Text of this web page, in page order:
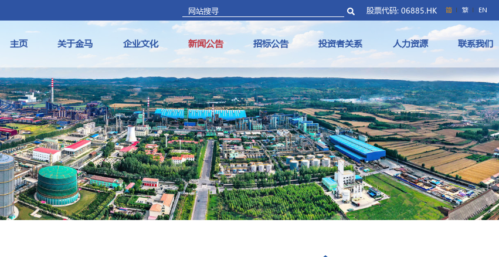
股票代码: 06885.HK 简 繁 EN
主页 关于金马 企业文化 新闻公告 招标公告 投资者关系 人力资源 联系我们